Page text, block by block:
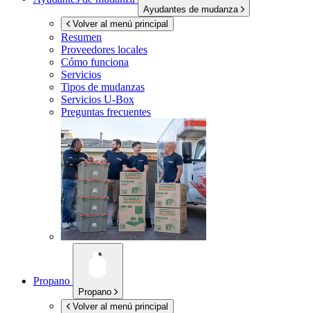
Ayudantes de mudanza
Volver al menú principal
Resumen
Proveedores locales
Cómo funciona
Servicios
Tipos de mudanzas
Servicios U-Box
Preguntas frecuentes
Propano
Propano
Volver al menú principal